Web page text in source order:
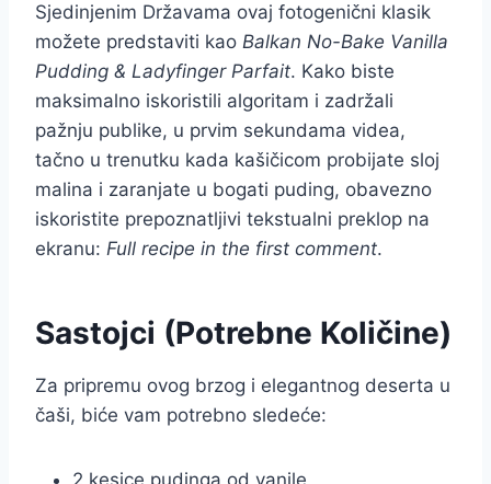
Sjedinjenim Državama ovaj fotogenični klasik
možete predstaviti kao Balkan No-Bake Vanilla
Pudding & Ladyfinger Parfait. Kako biste
maksimalno iskoristili algoritam i zadržali
pažnju publike, u prvim sekundama videa,
tačno u trenutku kada kašičicom probijate sloj
malina i zaranjate u bogati puding, obavezno
iskoristite prepoznatljivi tekstualni preklop na
ekranu: Full recipe in the first comment.
Sastojci (Potrebne Količine)
Za pripremu ovog brzog i elegantnog deserta u
čaši, biće vam potrebno sledeće: